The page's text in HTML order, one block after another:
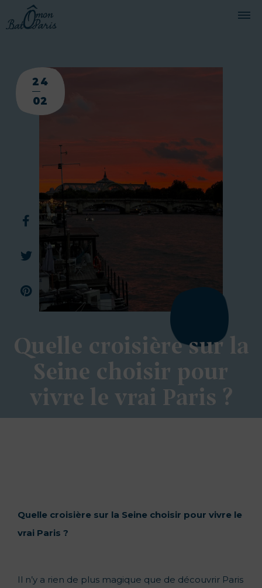
JOURNAL DE BORD
DEMANDER UN DEVIS
24
02
Quelle croisière sur la
Seine choisir pour
vivre le vrai Paris ?
Quelle croisière sur la Seine choisir pour vivre le
vrai Paris ?
Il n’y a rien de plus magique que de découvrir Paris